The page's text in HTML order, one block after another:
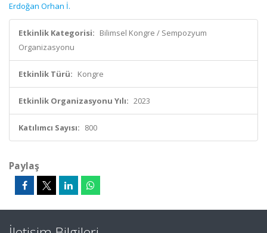
Erdoğan Orhan İ.
Etkinlik Kategorisi: Bilimsel Kongre / Sempozyum
Organizasyonu
Etkinlik Türü: Kongre
Etkinlik Organizasyonu Yılı: 2023
Katılımcı Sayısı: 800
Paylaş